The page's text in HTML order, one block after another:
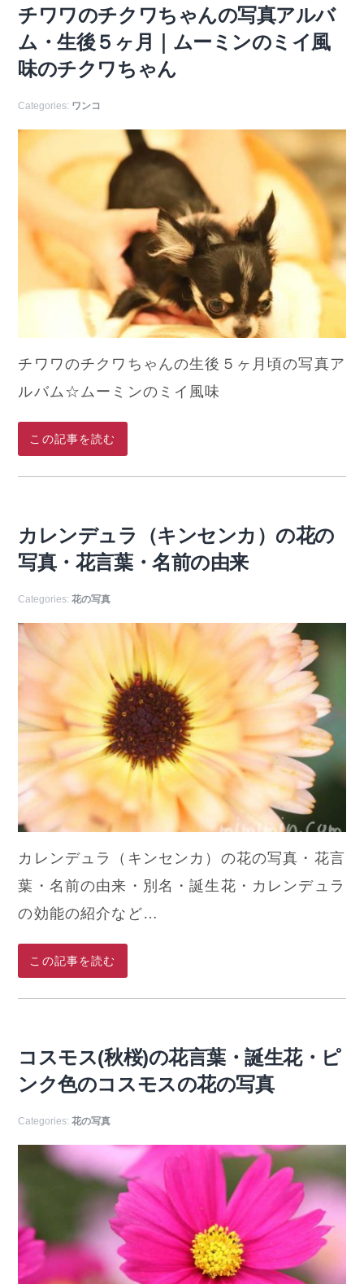
チワワのチクワちゃんの写真アルバ
ム・生後５ヶ月｜ムーミンのミイ風
味のチクワちゃん
Categories: ワンコ
チワワのチクワちゃんの生後５ヶ月頃の写真ア
ルバム☆ムーミンのミイ風味
この記事を読む
カレンデュラ（キンセンカ）の花の
写真・花言葉・名前の由来
Categories:花の写真
カレンデュラ（キンセンカ）の花の写真・花言
葉・名前の由来・別名・誕生花・カレンデュラ
の効能の紹介など…
この記事を読む
コスモス(秋桜)の花言葉・誕生花・ピ
ンク色のコスモスの花の写真
Categories:花の写真